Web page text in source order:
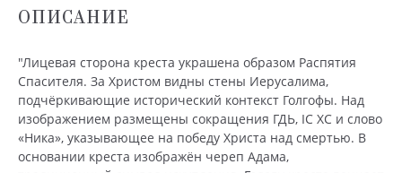
ОПИСАНИЕ
"Лицевая сторона креста украшена образом Распятия
Спасителя. За Христом видны стены Иерусалима,
подчёркивающие исторический контекст Голгофы. Над
изображением размещены сокращения ГДЬ, IC XC и слово
«Ника», указывающее на победу Христа над смертью. В
основании креста изображён череп Адама,